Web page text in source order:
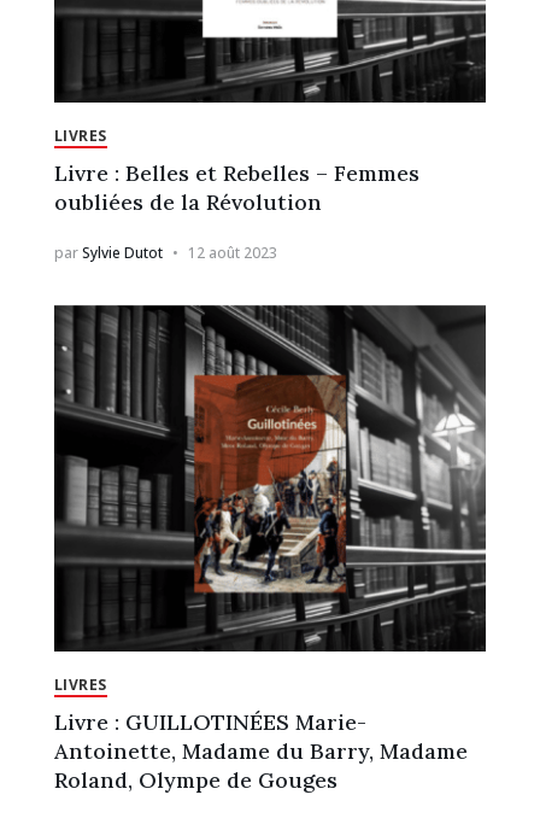
LIVRES
Livre : Belles et Rebelles – Femmes
oubliées de la Révolution
parSylvie Dutot 12 août 2023
LIVRES
Livre : GUILLOTINÉES Marie-
Antoinette, Madame du Barry, Madame
Roland, Olympe de Gouges